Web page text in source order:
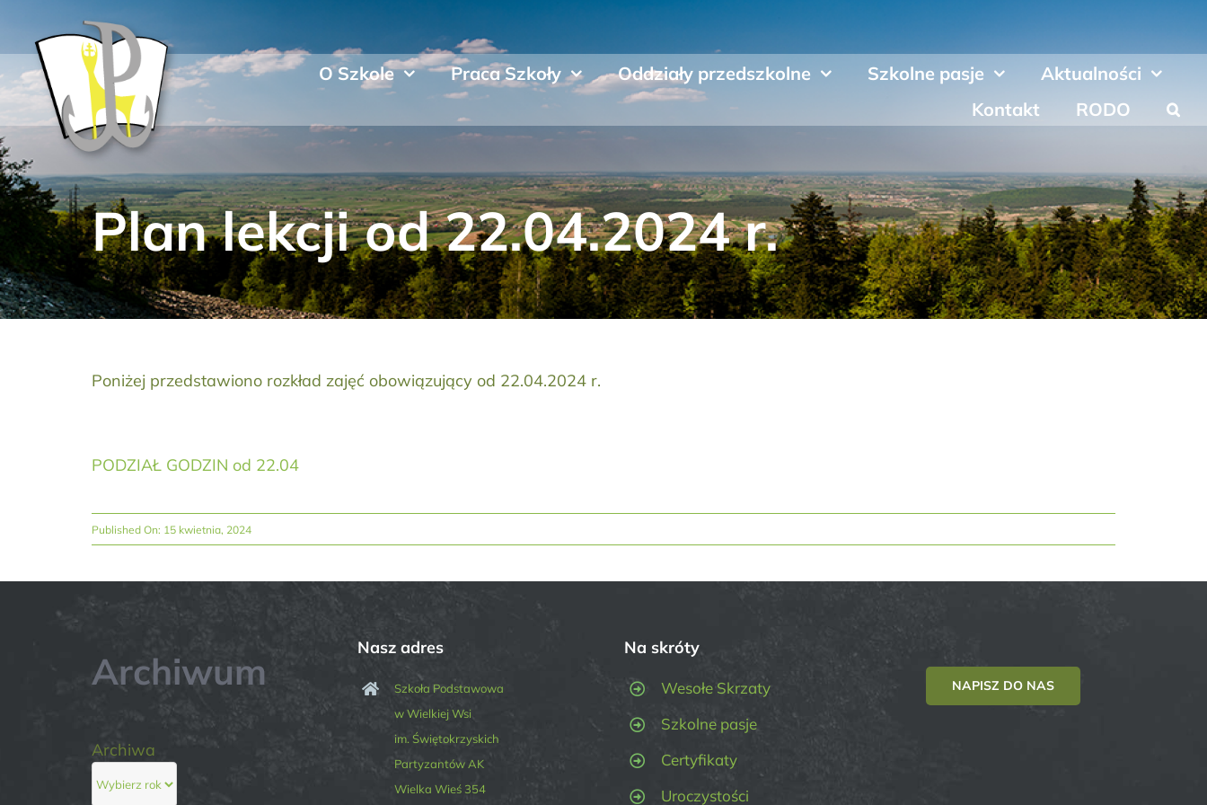
zawartości
O Szkole Praca Szkoły Oddziały przedszkolne Szkolne pasje
Aktualności
Kontakt
RODO
Plan lekcji od 22.04.2024 r.
Poniżej przedstawiono rozkład zajęć obowiązujący od 22.04.2024 r.
PODZIAŁ GODZIN od 22.04
Published On: 15 kwietnia, 2024
Archiwum
Archiwa
Nasz adres
Szkoła Podstawowa
w Wielkiej Wsi
im. Świętokrzyskich
Partyzantów AK
Wielka Wieś 354
Na skróty
Wesołe Skrzaty
Szkolne pasje
Certyfikaty
Uroczystości
NAPISZ DO NAS